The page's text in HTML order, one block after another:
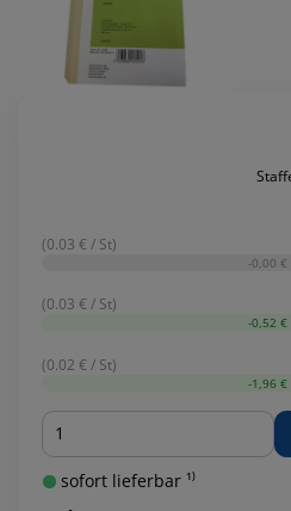
(0.03 € / St)
-0,00 €
(0.03 € / St)
-0,52 €
(0.02 € / St)
-1,96 €
Menge
sofort lieferbar ¹⁾